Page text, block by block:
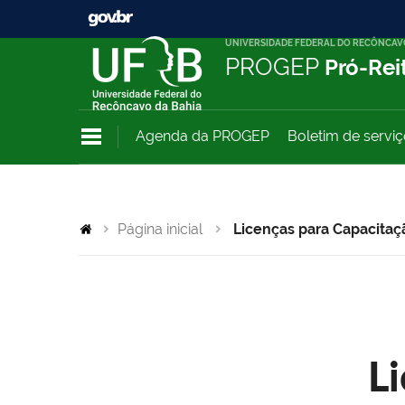
UNIVERSIDADE FEDERAL DO
PROGEP Pró-
Agenda da PROGEP Boletim de
Página inicial Licenças para